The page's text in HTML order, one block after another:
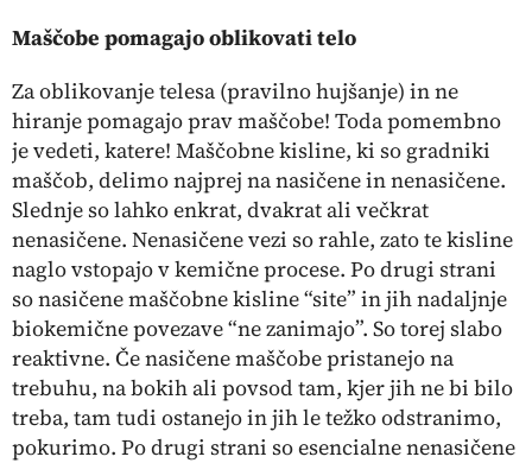
Maščobe pomagajo oblikovati telo
Za oblikovanje telesa (pravilno hujšanje) in ne
hiranje pomagajo prav maščobe! Toda pomembno
je vedeti, katere! Maščobne kisline, ki so gradniki
maščob, delimo najprej na nasičene in nenasičene.
Slednje so lahko enkrat, dvakrat ali večkrat
nenasičene. Nenasičene vezi so rahle, zato te kisline
naglo vstopajo v kemične procese. Po drugi strani
so nasičene maščobne kisline “site” in jih nadaljnje
biokemične povezave “ne zanimajo”. So torej slabo
reaktivne. Če nasičene maščobe pristanejo na
trebuhu, na bokih ali povsod tam, kjer jih ne bi bilo
treba, tam tudi ostanejo in jih le težko odstranimo,
pokurimo. Po drugi strani so esencialne nenasičene